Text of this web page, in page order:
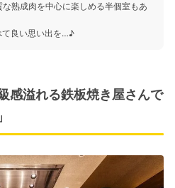
熟成肉を中心に楽しめる半個室もあ
て良い思い出を…♪
感溢れる鉄板焼き屋さんで